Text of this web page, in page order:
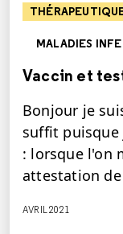
MALADIES
Vaccin et
Bonjour je
suffit puisque
: lorsque l'on
attestation
AVRIL 2021